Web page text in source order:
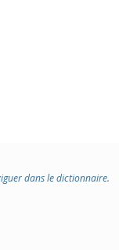
dans le dictionnaire.